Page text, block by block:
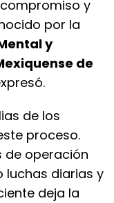
y
por la
y
de
de los
proceso.
de operación
luchas diarias y
deja la